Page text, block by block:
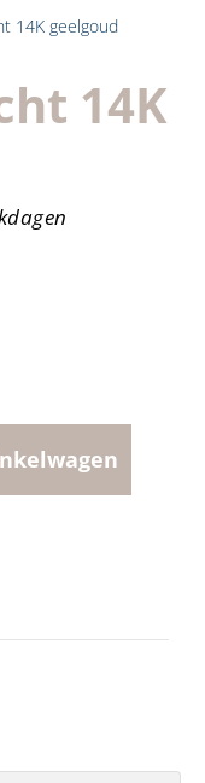
14K geelgoud
14K